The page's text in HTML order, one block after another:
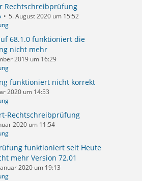
Rechtschreibprüfung
5. August 2020 um 15:52
68.1.0 funktioniert die
nicht mehr
2019 um 16:29
funktioniert nicht korrekt
2020 um 14:53
Rechtschreibprüfung
2020 um 11:54
funktioniert seit Heute
mehr Version 72.01
2020 um 19:13